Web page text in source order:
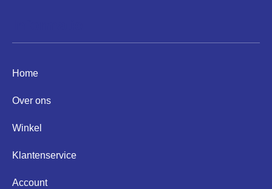
Home
Over ons
Winkel
Klantenservice
Account